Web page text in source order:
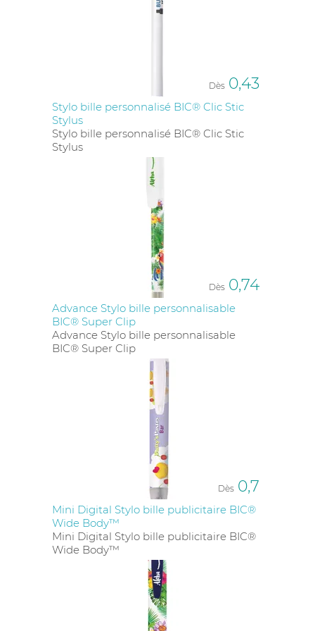
Dès 0,43
Stylo bille personnalisé BIC® Clic Stic
Stylus
Stylo bille personnalisé BIC® Clic Stic
Stylus
Dès 0,74
Advance Stylo bille personnalisable
BIC® Super Clip
Advance Stylo bille personnalisable
BIC® Super Clip
Dès 0,7
Mini Digital Stylo bille publicitaire BIC®
Wide Body™
Mini Digital Stylo bille publicitaire BIC®
Wide Body™